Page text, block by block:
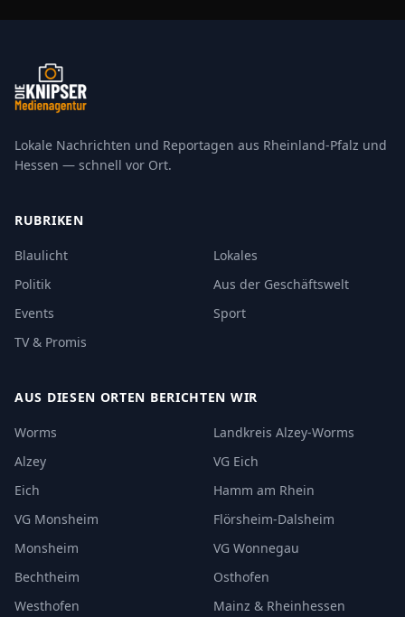
Lokale Nachrichten und Reportagen aus Rheinland-Pfalz und
Hessen — schnell vor Ort.
RUBRIKEN
Blaulicht
Lokales
Politik
Aus der Geschäftswelt
Events
Sport
TV & Promis
AUS DIESEN ORTEN BERICHTEN WIR
Worms
Landkreis Alzey-Worms
Alzey
VG Eich
Eich
Hamm am Rhein
VG Monsheim
Flörsheim-Dalsheim
Monsheim
VG Wonnegau
Bechtheim
Osthofen
Westhofen
Mainz & Rheinhessen